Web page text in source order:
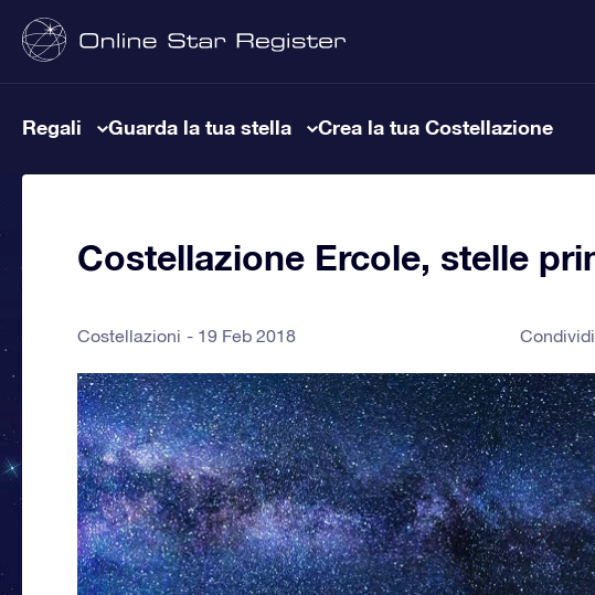
Regali Guarda la tua stella Crea la tua Costellazione
Costellazione Ercole, stelle
Costellazioni 19 Feb 2018